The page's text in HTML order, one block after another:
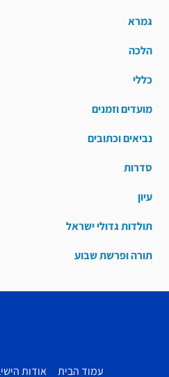
גמרא
הלכה
כללי
מועדים וזמנים
נביאים וכתובים
סדרות
עיון
תולדות גדולי ישראל
תורה ופרשת שבוע
עמוד הבית אודות